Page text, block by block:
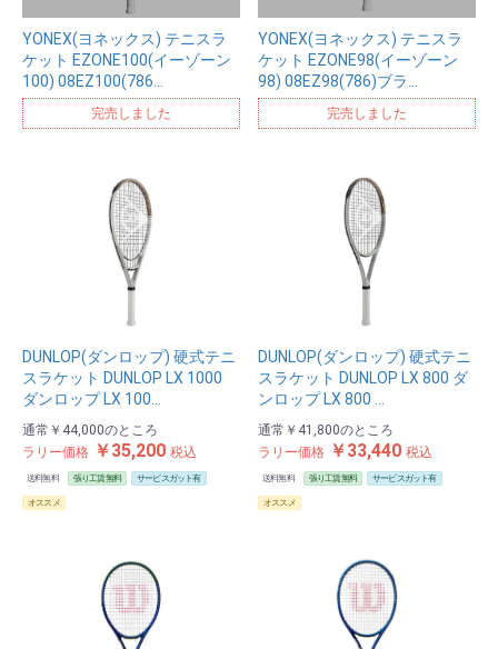
YONEX(ヨネックス) テニスラ
ケット EZONE100(イーゾーン
100) 08EZ100(786…
完売しました
YONEX(ヨネックス) テニスラ
ケット EZONE98(イーゾーン
98) 08EZ98(786)ブラ…
完売しました
DUNLOP(ダンロップ) 硬式テニ
スラケット DUNLOP LX 1000
ダンロップ LX 100…
通常 ￥44,000のところ
ラリー価格 ￥35,200 税込
送料無料 張り工賃無料 サービスガット有
オススメ
DUNLOP(ダンロップ) 硬式テニ
スラケット DUNLOP LX 800 ダ
ンロップ LX 800 …
通常 ￥41,800のところ
ラリー価格 ￥33,440 税込
送料無料 張り工賃無料 サービスガット有
オススメ